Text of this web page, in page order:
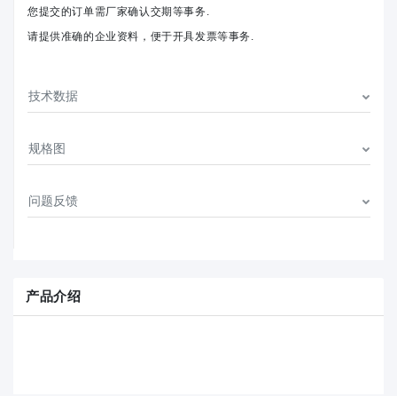
您提交的订单需厂家确认交期等事务.
请提供准确的企业资料，便于开具发票等事务.
技术数据
规格图
问题反馈
产品介绍